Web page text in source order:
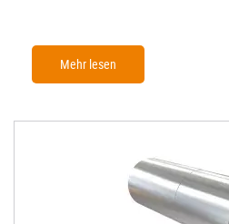
Mehr lesen